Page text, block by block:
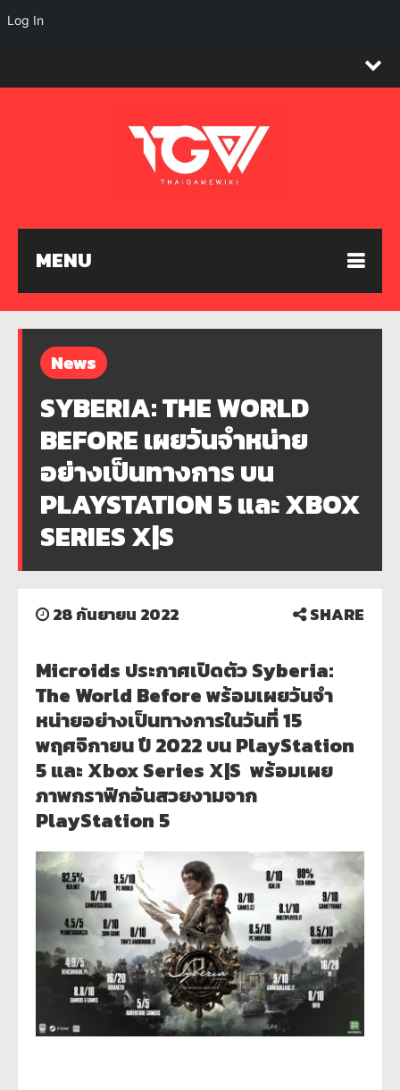
MENU
News
SYBERIA: THE WORLD
BEFORE เผยวันจำหน่าย
อย่างเป็นทางการ บน
PLAYSTATION 5 และ XBOX
SERIES X|S
28 กันยายน 2022 SHARE
Microids ประกาศเปิดตัว Syberia:
The World Before พร้อมเผยวันจำ
หน่ายอย่างเป็นทางการในวันที่ 15
พฤศจิกายน ปี 2022 บน PlayStation
5 และ Xbox Series X|S พร้อมเผย
ภาพกราฟิกอันสวยงามจาก
PlayStation 5
Log In